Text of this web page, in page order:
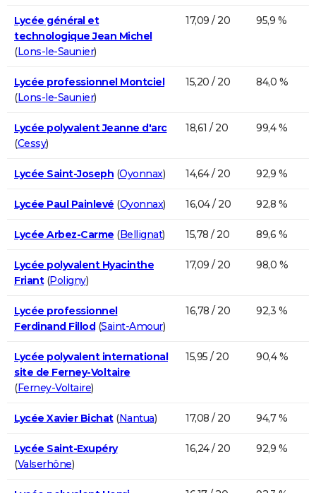
Lycée général et
technologique Jean Michel
(Lons-le-Saunier)
17,09 / 20 95,9 %
Lycée professionnel Montciel
(Lons-le-Saunier)
15,20 / 20 84,0 %
Lycée polyvalent Jeanne d'arc
(Cessy)
18,61 / 20 99,4 %
Lycée Saint-Joseph (Oyonnax) 14,64 / 20 92,9 %
Lycée Paul Painlevé (Oyonnax) 16,04 / 20 92,8 %
Lycée Arbez-Carme (Bellignat) 15,78 / 20 89,6 %
Lycée polyvalent Hyacinthe
Friant(Poligny)
17,09 / 20 98,0 %
Lycée professionnel
Ferdinand Fillod(Saint-Amour)
16,78 / 20 92,3 %
Lycée polyvalent international
site de Ferney-Voltaire
(Ferney-Voltaire)
15,95 / 20 90,4 %
Lycée Xavier Bichat(Nantua) 17,08 / 20 94,7 %
Lycée Saint-Exupéry
(Valserhône)
16,24 / 20 92,9 %